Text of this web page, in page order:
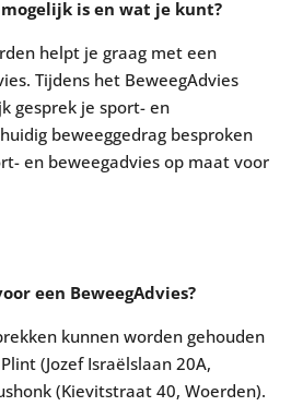
is en wat je kunt?
helpt je graag met een
Tijdens het BeweegAdvies
gesprek je sport- en
beweeggedrag besproken
en beweegadvies op maat voor
een BeweegAdvies?
kunnen worden gehouden
(Jozef Israëlslaan 20A,
(Kievitstraat 40, Woerden).